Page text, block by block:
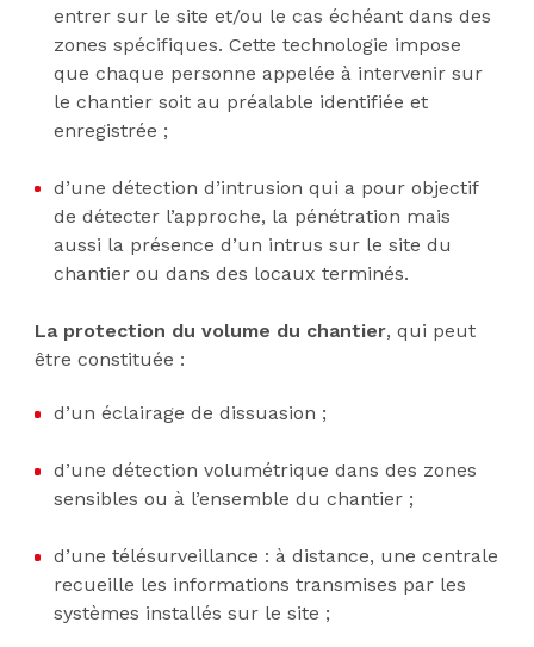
entrer sur le site et/ou le cas échéant dans des
zones spécifiques. Cette technologie impose
que chaque personne appelée à intervenir sur
le chantier soit au préalable identifiée et
enregistrée ;
d’une détection d’intrusion qui a pour objectif
de détecter l’approche, la pénétration mais
aussi la présence d’un intrus sur le site du
chantier ou dans des locaux terminés.
La protection du volume du chantier, qui peut
être constituée :
d’un éclairage de dissuasion ;
d’une détection volumétrique dans des zones
sensibles ou à l’ensemble du chantier ;
d’une télésurveillance : à distance, une centrale
recueille les informations transmises par les
systèmes installés sur le site ;